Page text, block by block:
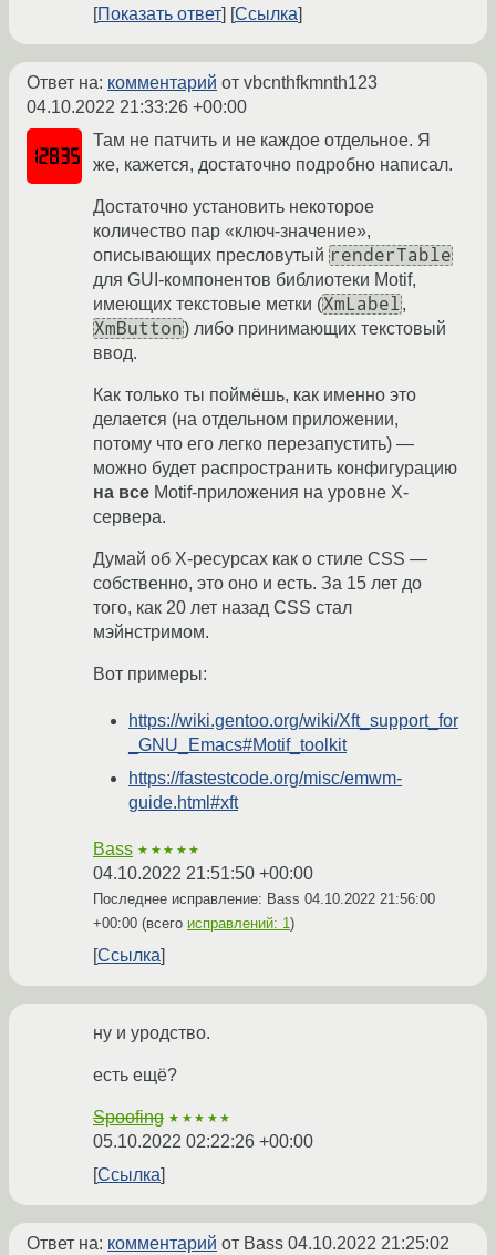
Показать ответ Ссылка
Ответ на: комментарий от vbcnthfkmnth123
04.10.2022 21:33:26 +00:00
Там не патчить и не каждое отдельное. Я
же, кажется, достаточно подробно написал.
Достаточно установить некоторое
количество пар «ключ-значение»,
описывающих пресловутый renderTable
для GUI-компонентов библиотеки Motif,
имеющих текстовые метки (XmLabel,
XmButton) либо принимающих текстовый
ввод.
Как только ты поймёшь, как именно это
делается (на отдельном приложении,
потому что его легко перезапустить) —
можно будет распространить конфигурацию
на все Motif-приложения на уровне X-
сервера.
Думай об X-ресурсах как о стиле CSS —
собственно, это оно и есть. За 15 лет до
того, как 20 лет назад CSS стал
мэйнстримом.
Вот примеры:
https://wiki.gentoo.org/wiki/Xft_support_for
_GNU_Emacs#Motif_toolkit
https://fastestcode.org/misc/emwm-
guide.html#xft
Bass ★★★★★
04.10.2022 21:51:50 +00:00
Последнее исправление: Bass 04.10.2022 21:56:00
+00:00 (всего исправлений: 1)
Ссылка
ну и уродство.
есть ещё?
Spoofing ★★★★★
05.10.2022 02:22:26 +00:00
Ссылка
Ответ на: комментарий от Bass 04.10.2022 21:25:02